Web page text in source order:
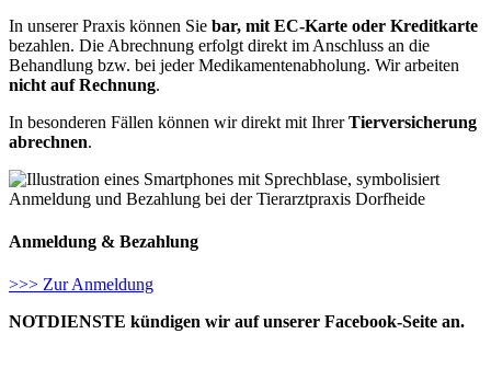
In unserer Praxis können Sie bar, mit EC-Karte oder Kreditkarte
bezahlen. Die Abrechnung erfolgt direkt im Anschluss an die
Behandlung bzw. bei jeder Medikamentenabholung. Wir arbeiten
nicht auf Rechnung.
In besonderen Fällen können wir direkt mit IhrerTierversicherung
abrechnen.
Anmeldung & Bezahlung
>>> Zur Anmeldung
NOTDIENSTE kündigen wir auf unserer Facebook-Seite an.